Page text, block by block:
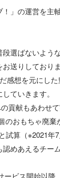
！」の運営を
段選ばないよ
送りしており
感想を元にし
ていきます。
貢献もあわせ
のおもちゃ廃
試算（※2021
めあえるチー
ービス開始以